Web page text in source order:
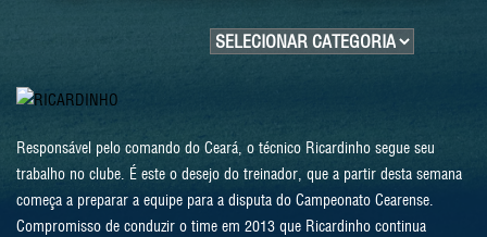
Responsável pelo comando do Ceará, o técnico Ricardinho segue seu
trabalho no clube. É este o desejo do treinador, que a partir desta semana
começa a preparar a equipe para a disputa do Campeonato Cearense.
Compromisso de conduzir o time em 2013 que Ricardinho continua